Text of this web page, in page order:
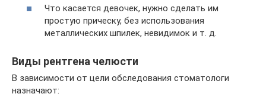
Что касается девочек, нужно сделать им
простую прическу, без использования
металлических шпилек, невидимок и т. д.
Виды рентгена челюсти
В зависимости от цели обследования стоматологи
назначают: